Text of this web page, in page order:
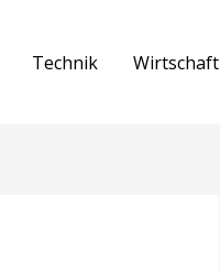
Technik Wirtschaft